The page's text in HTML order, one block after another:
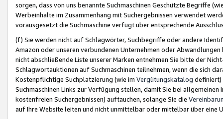
sorgen, dass von uns benannte Suchmaschinen Geschützte Begriffe
Werbeinhalte im Zusammenhang mit Suchergebnissen verwendet
vorausgesetzt die Suchmaschine verfügt über entsprechende
(f) Sie werden nicht auf Schlagwörter, Suchbegriffe oder andere
Amazon oder unseren verbundenen Unternehmen oder
nicht abschließende Liste unserer Marken entnehmen Sie bitte der
Schlagwortauktionen auf Suchmaschinen teilnehmen, wenn die sich
Kostenpflichtige Suchplatzierung (wie im Vergütungskatalog definiert)
Suchmaschinen Links zur Verfügung stellen, damit Sie bei
kostenfreien Suchergebnissen) auftauchen, solange Sie die
auf Ihre Website leiten und nicht unmittelbar oder mittelbar über eine